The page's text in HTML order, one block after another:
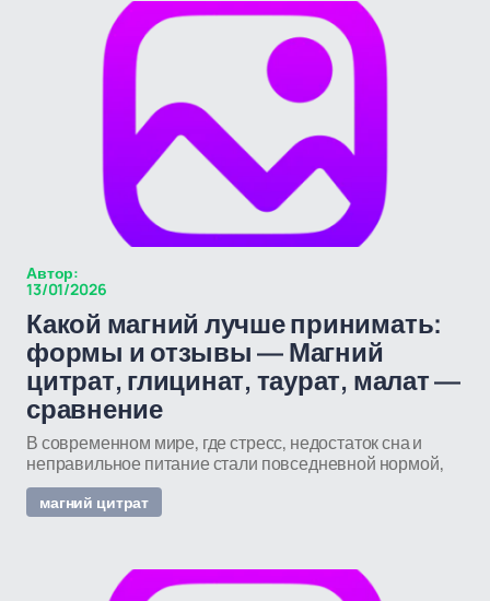
Автор:
13/01/2026
Какой магний лучше принимать:
формы и отзывы — Магний
цитрат, глицинат, таурат, малат —
сравнение
В современном мире, где стресс, недостаток сна и
неправильное питание стали повседневной нормой,
магний цитрат